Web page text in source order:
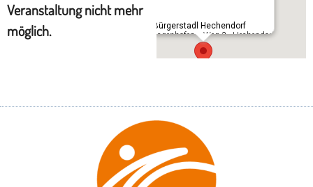
Veranstaltung nicht mehr
möglich.
Im Bürgerstadl Hechendorf
Schlagenhofener Weg 3 - Hechendorf